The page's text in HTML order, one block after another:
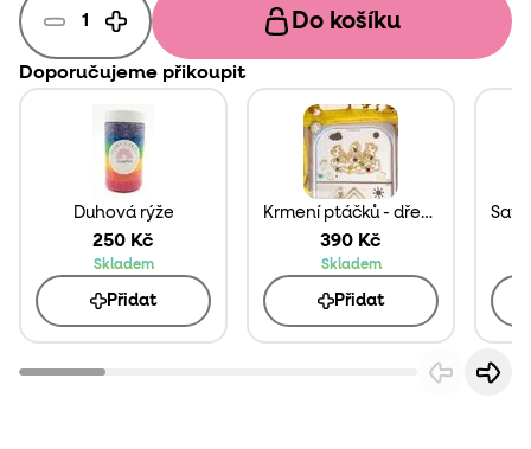
Do košíku
Doporučujeme přikoupit
Duhová rýže
250 Kč
Skladem
Přidat
Krmení ptáčků - dřevěná deska do Trofast boxu
390 Kč
Skladem
Přidat